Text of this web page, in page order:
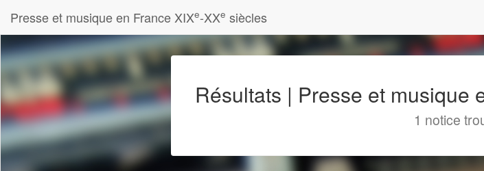
Presse et musique en France XIXe-XXe siècles
Résultats | Presse et musique
1 notice